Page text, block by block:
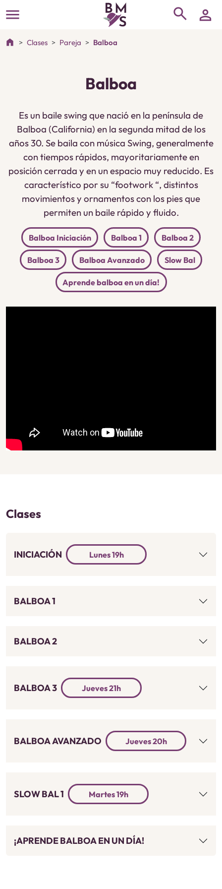
menu search person
home Clases Pareja Balboa
Balboa
Es un baile swing que nació en la península de
Balboa (California) en la segunda mitad de los
años 30. Se baila con música Swing, generalmente
con tiempos rápidos, mayoritariamente en
posición cerrada y en un espacio muy reducido. Es
característico por su “footwork “, distintos
movimientos y ornamentos con los pies que
permiten un baile rápido y fluido.
Balboa Iniciación Balboa 1 Balboa 2
Balboa 3 Balboa Avanzado Slow Bal
Aprende balboa en un día!
Clases
INICIACIÓN Lunes 19h
BALBOA 1
BALBOA 2
BALBOA 3 Jueves 21h
BALBOA AVANZADO Jueves 20h
SLOW BAL 1 Martes 19h
¡APRENDE BALBOA EN UN DÍA!